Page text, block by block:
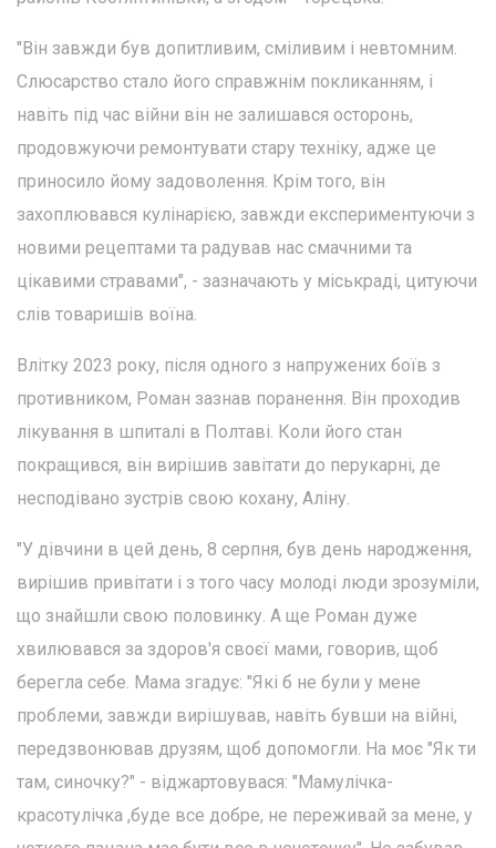
"Він завжди був допитливим, сміливим і невтомним.
Слюсарство стало його справжнім покликанням, і
навіть під час війни він не залишався осторонь,
продовжуючи ремонтувати стару техніку, адже це
приносило йому задоволення. Крім того, він
захоплювався кулінарією, завжди експериментуючи з
новими рецептами та радував нас смачними та
цікавими стравами", - зазначають у міськраді, цитуючи
слів товаришів воїна.
Влітку 2023 року, після одного з напружених боїв з
противником, Роман зазнав поранення. Він проходив
лікування в шпиталі в Полтаві. Коли його стан
покращився, він вирішив завітати до перукарні, де
несподівано зустрів свою кохану, Аліну.
"У дівчини в цей день, 8 серпня, був день народження,
вирішив привітати і з того часу молоді люди зрозуміли,
що знайшли свою половинку. А ще Роман дуже
хвилювався за здоров'я своєї мами, говорив, щоб
берегла себе. Мама згадує: "Які б не були у мене
проблеми, завжди вирішував, навіть бувши на війні,
передзвонював друзям, щоб допомогли. На моє "Як ти
там, синочку?" - віджартовувася: "Мамулічка-
красотулічка ,буде все добре, не переживай за мене, у